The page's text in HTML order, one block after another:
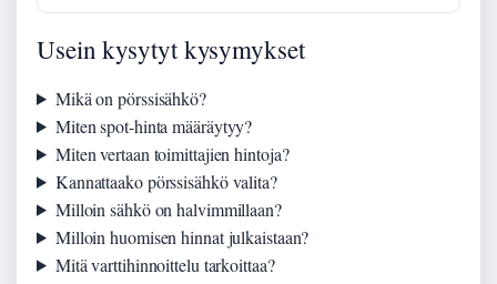
Usein kysytyt kysymykset
Mikä on pörssisähkö?
Miten spot-hinta määräytyy?
Miten vertaan toimittajien hintoja?
Kannattaako pörssisähkö valita?
Milloin sähkö on halvimmillaan?
Milloin huomisen hinnat julkaistaan?
Mitä varttihinnoittelu tarkoittaa?